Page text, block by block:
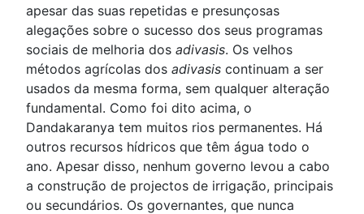
apesar das suas repetidas e presunçosas
alegações sobre o sucesso dos seus programas
sociais de melhoria dos adivasis. Os velhos
métodos agrícolas dos adivasis continuam a ser
usados da mesma forma, sem qualquer alteração
fundamental. Como foi dito acima, o
Dandakaranya tem muitos rios permanentes. Há
outros recursos hídricos que têm água todo o
ano. Apesar disso, nenhum governo levou a cabo
a construção de projectos de irrigação, principais
ou secundários. Os governantes, que nunca